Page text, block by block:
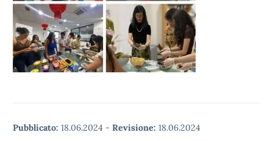
Pubblicato: 18.06.2024 - Revisione: 18.06.2024